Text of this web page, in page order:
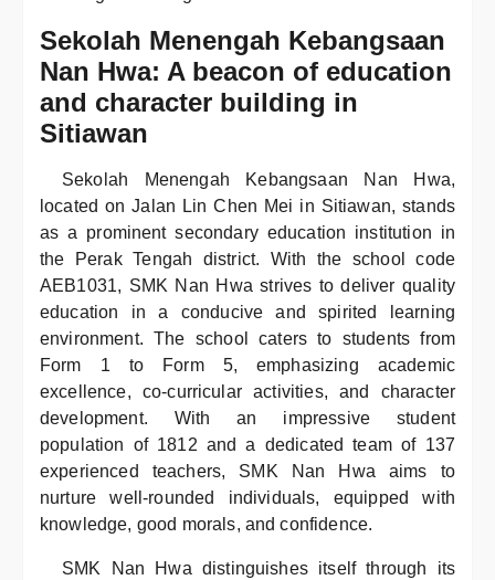
Sekolah Menengah Kebangsaan
Nan Hwa: A beacon of education
and character building in
Sitiawan
Sekolah Menengah Kebangsaan Nan Hwa,
located on Jalan Lin Chen Mei in Sitiawan, stands
as a prominent secondary education institution in
the Perak Tengah district. With the school code
AEB1031, SMK Nan Hwa strives to deliver quality
education in a conducive and spirited learning
environment. The school caters to students from
Form 1 to Form 5, emphasizing academic
excellence, co-curricular activities, and character
development. With an impressive student
population of 1812 and a dedicated team of 137
experienced teachers, SMK Nan Hwa aims to
nurture well-rounded individuals, equipped with
knowledge, good morals, and confidence.
SMK Nan Hwa distinguishes itself through its